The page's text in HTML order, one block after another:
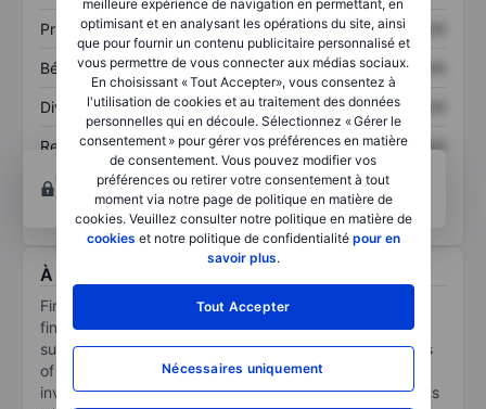
meilleure expérience de navigation en permettant, en
optimisant et en analysant les opérations du site, ainsi
que pour fournir un contenu publicitaire personnalisé et
vous permettre de vous connecter aux médias sociaux.
En choisissant « Tout Accepter», vous consentez à
l'utilisation de cookies et au traitement des données
personnelles qui en découle. Sélectionnez « Gérer le
consentement » pour gérer vos préférences en matière
de consentement. Vous pouvez modifier vos
préférences ou retirer votre consentement à tout
moment via notre page de politique en matière de
cookies. Veuillez consulter notre politique en matière de
cookies et notre politique de confidentialité pour en
savoir plus.
Tout Accepter
Nécessaires uniquement
Prix / ventes XXXXXXX XXXXXXX
Bénéfice par action XXXXXXX XXXXXXX
Dividende par action XXXXXXX XXXXXXX
Rendement des
capitaux propres
XXXXXXX
XXXXXXX
Ouvrir un compte pour accéder à d’autres outils
techniques et d’analyses.
À propos First Mid Bancshares Inc.
First Mid Bancshares Inc is a United States based
financial holding company. Through its wholly-owned
subsidiary, First Mid Bank, it is engaged in the business
of banking. The Company offers trust, farm services,
investment services, and retirement planning through its